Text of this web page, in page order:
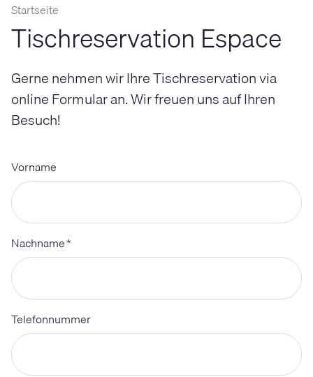
Startseite
Tischreservation Espace
Gerne nehmen wir Ihre Tischreservation via
online Formular an. Wir freuen uns auf Ihren
Besuch!
Vorname
Nachname*
Telefonnummer